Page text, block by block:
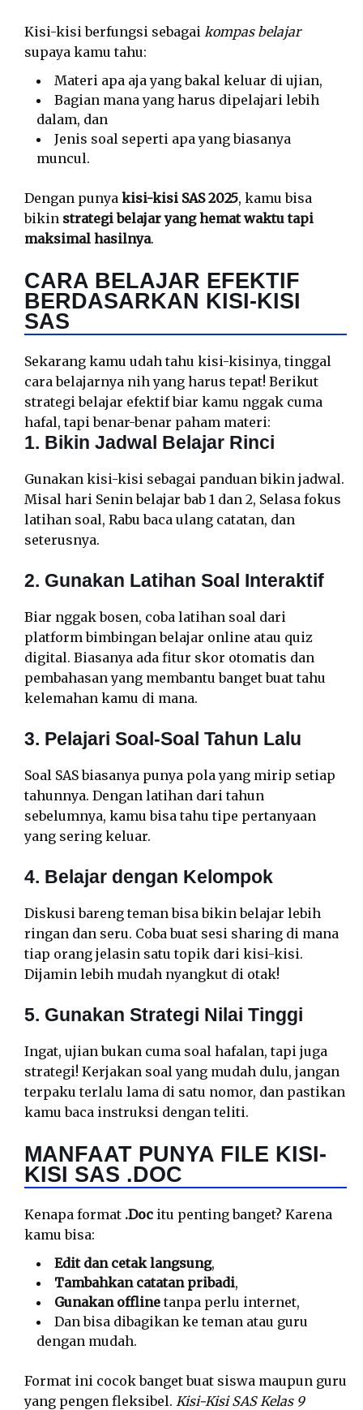
Kisi-kisi berfungsi sebagai kompas belajar
supaya kamu tahu:
Materi apa aja yang bakal keluar di ujian,
Bagian mana yang harus dipelajari lebih
dalam, dan
Jenis soal seperti apa yang biasanya
muncul.
Dengan punya kisi-kisi SAS 2025, kamu bisa
bikin strategi belajar yang hemat waktu tapi
maksimal hasilnya.
CARA BELAJAR EFEKTIF
BERDASARKAN KISI-KISI
SAS
Sekarang kamu udah tahu kisi-kisinya, tinggal
cara belajarnya nih yang harus tepat! Berikut
strategi belajar efektif biar kamu nggak cuma
hafal, tapi benar-benar paham materi:
1. Bikin Jadwal Belajar Rinci
Gunakan kisi-kisi sebagai panduan bikin jadwal.
Misal hari Senin belajar bab 1 dan 2, Selasa fokus
latihan soal, Rabu baca ulang catatan, dan
seterusnya.
2. Gunakan Latihan Soal Interaktif
Biar nggak bosen, coba latihan soal dari
platform bimbingan belajar online atau quiz
digital. Biasanya ada fitur skor otomatis dan
pembahasan yang membantu banget buat tahu
kelemahan kamu di mana.
3. Pelajari Soal-Soal Tahun Lalu
Soal SAS biasanya punya pola yang mirip setiap
tahunnya. Dengan latihan dari tahun
sebelumnya, kamu bisa tahu tipe pertanyaan
yang sering keluar.
4. Belajar dengan Kelompok
Diskusi bareng teman bisa bikin belajar lebih
ringan dan seru. Coba buat sesi sharing di mana
tiap orang jelasin satu topik dari kisi-kisi.
Dijamin lebih mudah nyangkut di otak!
5. Gunakan Strategi Nilai Tinggi
Ingat, ujian bukan cuma soal hafalan, tapi juga
strategi! Kerjakan soal yang mudah dulu, jangan
terpaku terlalu lama di satu nomor, dan pastikan
kamu baca instruksi dengan teliti.
MANFAAT PUNYA FILE KISI-
KISI SAS .DOC
Kenapa format .Doc itu penting banget? Karena
kamu bisa:
Edit dan cetak langsung,
Tambahkan catatan pribadi,
Gunakan offlinetanpa perlu internet,
Dan bisa dibagikan ke teman atau guru
dengan mudah.
Format ini cocok banget buat siswa maupun guru
yang pengen fleksibel. Kisi-Kisi SAS Kelas 9